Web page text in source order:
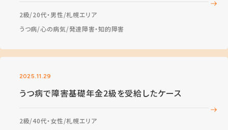
2級 20代・男性 札幌エリア
うつ病 心の病気 発達障害・知的障害
2025.11.29
うつ病で障害基礎年金2級を受給したケース
2級 40代・女性 札幌エリア